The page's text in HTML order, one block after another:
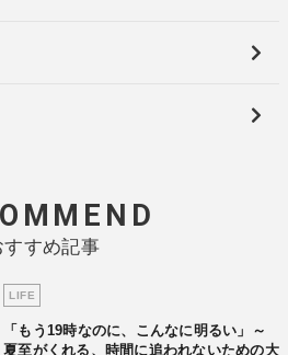
すすめ記事
LIFE
「もう19時なのに、こんなに明るい」～
夏至がくれる、時間に追われないための大